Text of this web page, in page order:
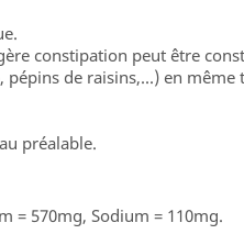
constipation peut être
de raisins,...) en
préalable.
= 570mg, Sodium = 110mg.